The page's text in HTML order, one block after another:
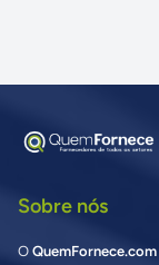
Sobre nós
O QuemFornece.com